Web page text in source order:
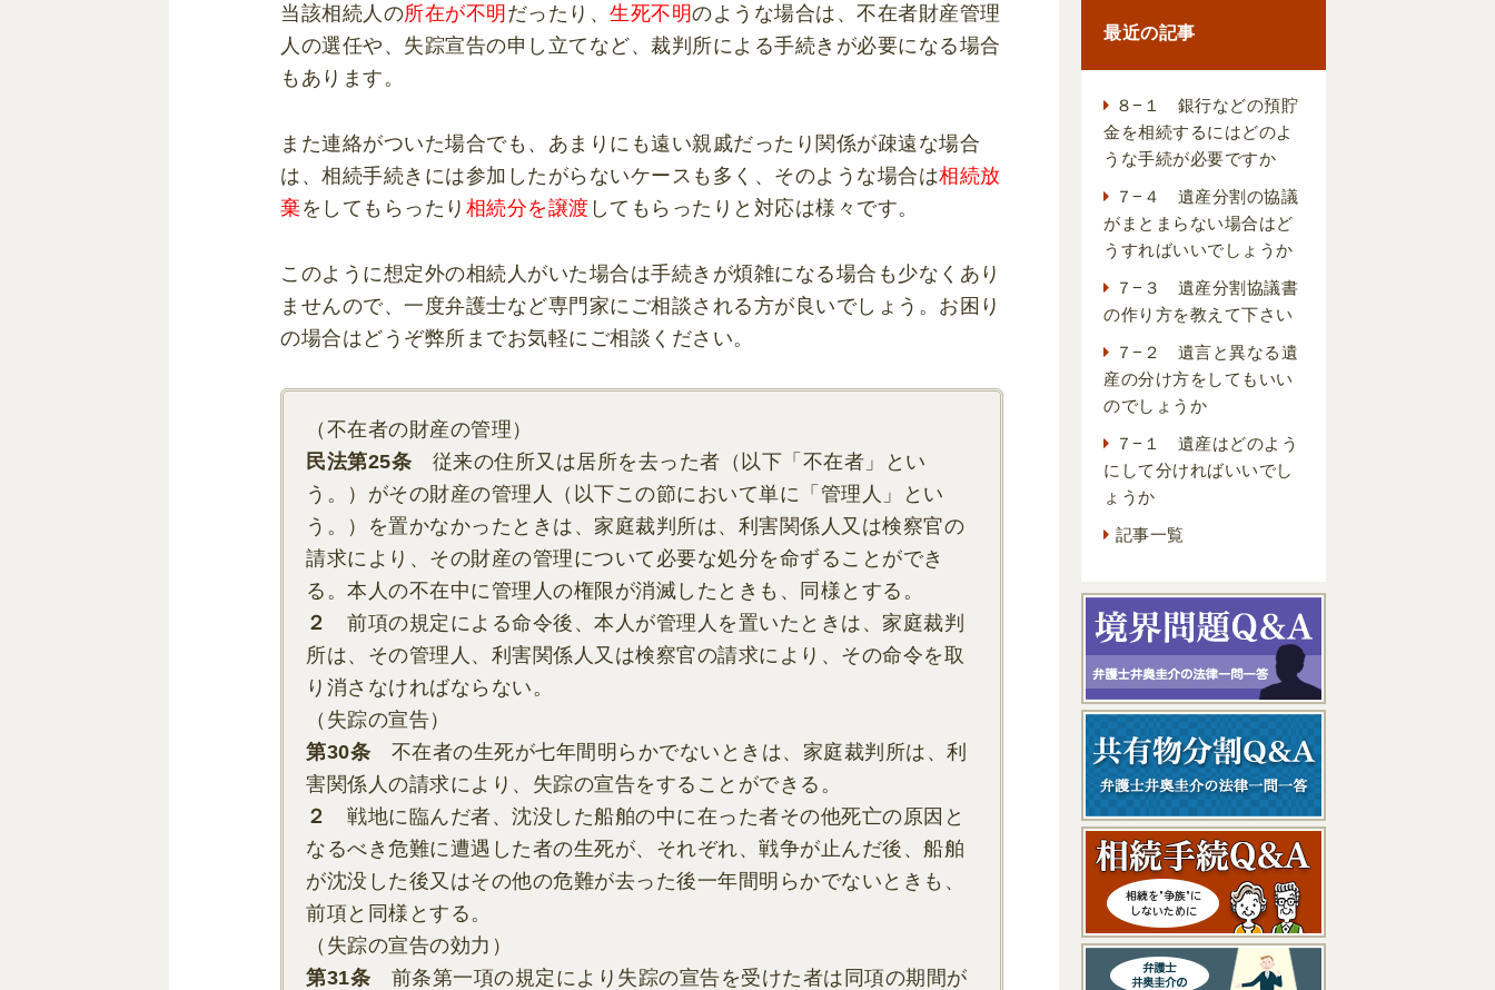
当該相続人の所在が不明 だったり、 生死不明のような場合は、不在者財産管理
人の選任や、失踪宣告の申し立てなど、裁判所による手続きが必要になる場合
もあります。
また連絡がついた場合でも、あまりにも遠い親戚だったり関係が疎遠な場合
は、相続手続きには参加したがらないケースも多く、そのような場合は相続放
棄をしてもらったり 相続分を譲渡 してもらったりと対応は様々です。
このように想定外の相続人がいた場合は手続きが煩雑になる場合も少なくあり
ませんので、一度弁護士など専門家にご相談される方が良いでしょう。お困り
の場合はどうぞ弊所までお気軽にご相談ください。
（不在者の財産の管理）
民法第25条 従来の住所又は居所を去った者 （以下「不在者」とい
う。） がその財産の管理人
（以下この節において単に「管理人」とい
う。）
を置かなかったときは、家庭裁判所は、利害関係人又は検察官の
請求により、その財産の管理について必要な処分を命ずることができ
る。本人の不在中に管理人の権限が消滅したときも、同様とする。
２
前項の規定による命令後、本人が管理人を置いたときは、家庭裁判
所は、その管理人、利害関係人又は検察官の請求により、その命令を取
り消さなければならない。
（失踪の宣告）
第30条 不在者の生死が七年間明らかでないときは、家庭裁判所は、利
害関係人の請求により、失踪の宣告をすることができる。
２
戦地に臨んだ者、沈没した船舶の中に在った者その他死亡の原因と
なるべき危難に遭遇した者の生死が、それぞれ、戦争が止んだ後、船舶
が沈没した後又はその他の危難が去った後一年間明らかでないときも、
前項と同様とする。
（失踪の宣告の効力）
第31条 前条第一項の規定により失踪の宣告を受けた者は同項の期間が
最近の記事
８−１ 銀行などの預貯
金を相続するにはどのよ
うな手続が必要ですか
７−４ 遺産分割の協議
がまとまらない場合はど
うすればいいでしょうか
７−３ 遺産分割協議書
の作り方を教えて下さい
７−２ 遺言と異なる遺
産の分け方をしてもいい
のでしょうか
７−１ 遺産はどのよう
にして分ければいいでし
ょうか
記事一覧